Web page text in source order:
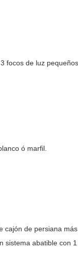
de luz
ó marfil.
de persiana
sistema abatible con